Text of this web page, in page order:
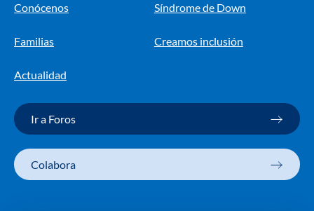
Conócenos Síndrome de Down
Familias Creamos inclusión
Actualidad
Ir a Foros
Colabora